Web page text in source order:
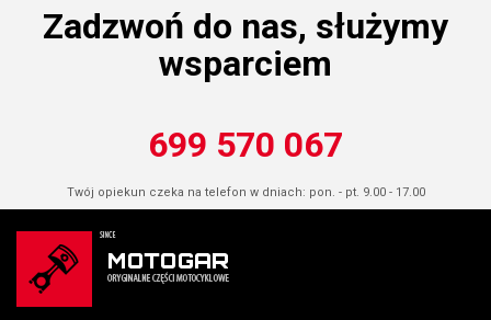
Zadzwoń do nas, służymy
wsparciem
699 570 067
Twój opiekun czeka na telefon w dniach: pon. - pt. 9.00 - 17.00